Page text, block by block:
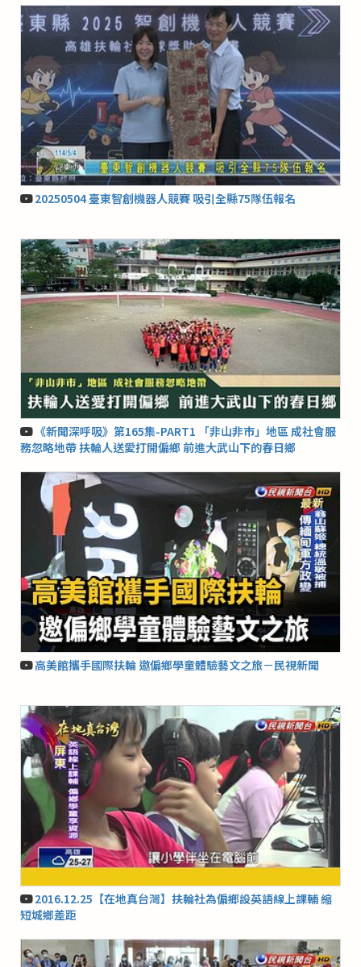
20250504 臺東智創機器人競賽 吸引全縣75隊伍報名
《新聞深呼吸》第165集-PART1 「非山非市」地區 成社會服
務忽略地帶 扶輪人送愛打開偏鄉 前進大武山下的春日鄉
高美館攜手國際扶輪 邀偏鄉學童體驗藝文之旅－民視新聞
2016.12.25【在地真台灣】扶輪社為偏鄉設英語線上課輔 縮
短城鄉差距